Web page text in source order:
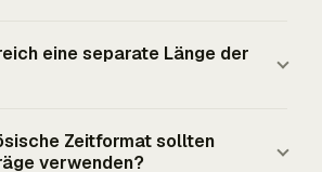
bei der Berechnung der tatsächlich
aus. Pausen sind im Allgemeinen
der Beschäftigte dem Arbeitgeber zur
eine separate Länge der
die geltenden Pausenregeln hinaus
Zeitformat sollten
verwenden?